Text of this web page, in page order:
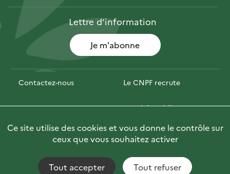
Lettred’information
Je m'abonne
Contactez-nous Le CNPF recrute
Espace presse Marchés publics
Photofor 🇬🇧 Briefly in English
Accessibilité : non conforme Fils RSS
Ce site utilise des cookies et vous donne le contrôle sur
ceux que vous souhaitez activer
Tout accepter Tout refuser